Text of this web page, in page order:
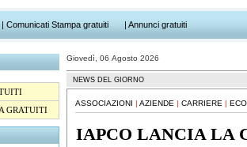
| Comunicati Stampa gratuiti | Annunci gratuiti
GRATUITI
Giovedì, 06 Agosto 2026
NEWS DEL GIORNO
ASSOCIAZIONI | AZIENDE | CARRIERE |
IAPCO LANCIA LA